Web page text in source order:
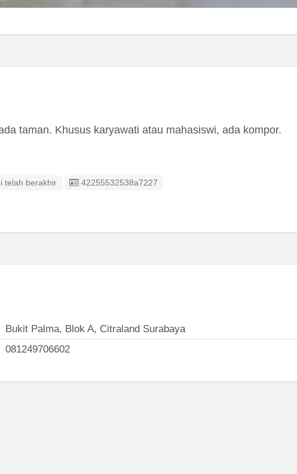
taman. Khusus karyawati atau mahasiswi, ada kompor.
telah berakhir Listing ID
42255532538a7227
Bukit Palma, Blok A, Citraland Surabaya
081249706602